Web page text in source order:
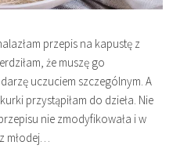
przepis na kapustę z
że muszę go
uczuciem szczególnym. A
przystąpiłam do dzieła. Nie
nie zmodyfikowała i w
młodej…